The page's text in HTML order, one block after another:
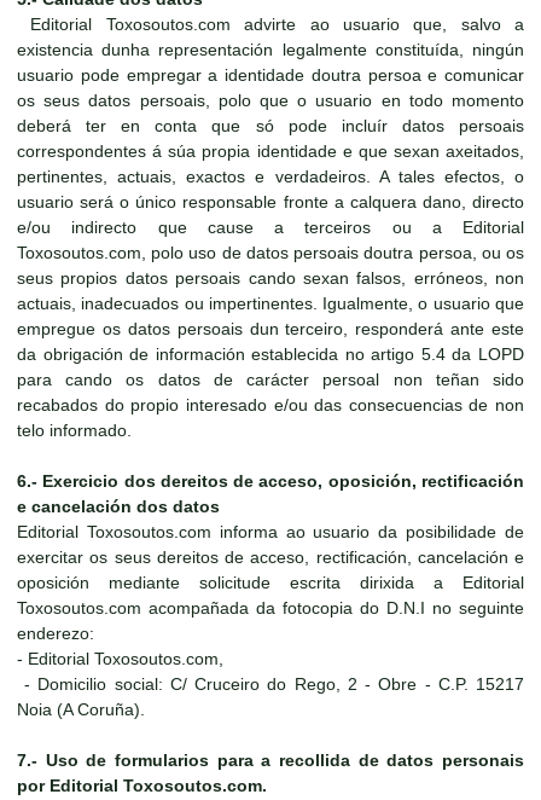
Editorial Toxosoutos.com advirte ao usuario que, salvo a
existencia dunha representación legalmente constituída, ningún
usuario pode empregar a identidade doutra persoa e comunicar
os seus datos persoais, polo que o usuario en todo momento
deberá ter en conta que só pode incluír datos persoais
correspondentes á súa propia identidade e que sexan axeitados,
pertinentes, actuais, exactos e verdadeiros. A tales efectos, o
usuario será o único responsable fronte a calquera dano, directo
e/ou indirecto que cause a terceiros ou a Editorial
Toxosoutos.com, polo uso de datos persoais doutra persoa, ou os
seus propios datos persoais cando sexan falsos, erróneos, non
actuais, inadecuados ou impertinentes. Igualmente, o usuario que
empregue os datos persoais dun terceiro, responderá ante este
da obrigación de información establecida no artigo 5.4 da LOPD
para cando os datos de carácter persoal non teñan sido
recabados do propio interesado e/ou das consecuencias de non
telo informado.
6.- Exercicio dos dereitos de acceso, oposición, rectificación
e cancelación dos datos
Editorial Toxosoutos.com informa ao usuario da posibilidade de
exercitar os seus dereitos de acceso, rectificación, cancelación e
oposición mediante solicitude escrita dirixida a Editorial
Toxosoutos.com acompañada da fotocopia do D.N.I no seguinte
enderezo:
- Editorial Toxosoutos.com,
- Domicilio social: C/ Cruceiro do Rego, 2 - Obre - C.P. 15217
Noia (A Coruña).
7.- Uso de formularios para a recollida de datos personais
por Editorial Toxosoutos.com.